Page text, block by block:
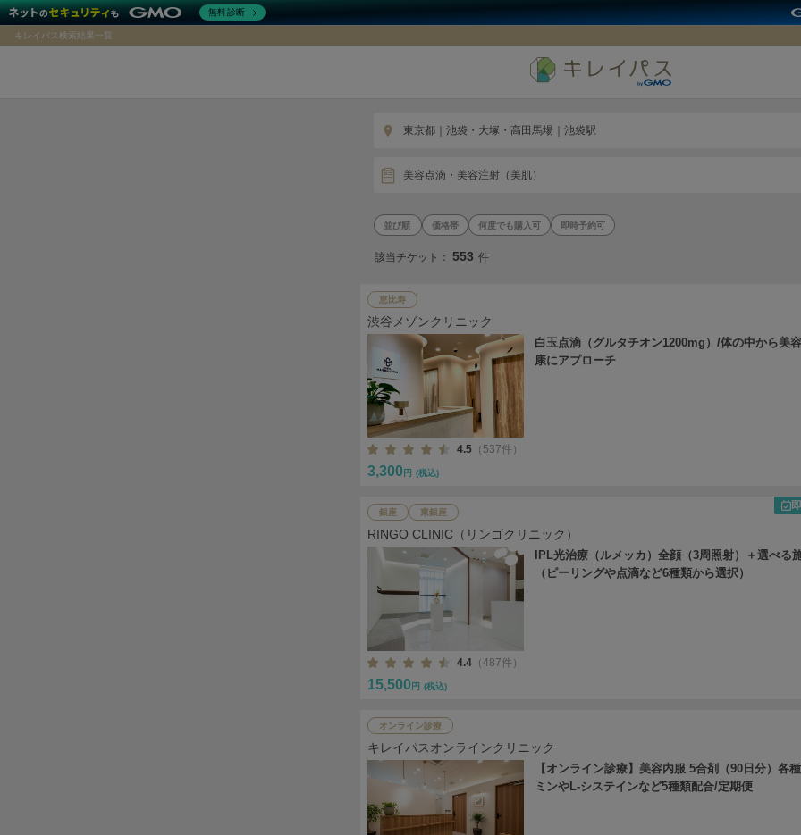
キレイパス検索結果一覧
東京都｜池袋・大塚・高田馬場｜池袋駅
美容点滴・美容注射（美肌）
価格帯 何度でも購入可 即時予約可
該当チケット：553 件
恵比寿
渋谷メゾンクリニック
白玉点滴（グルタチオン1200mg）/体の中から美
康にアプローチ
4.5 （537件）
3,300 円 (税込)
銀座 東銀座
RINGO CLINIC（リンゴクリニック）
IPL光治療（ルメッカ）全顔（3周照射）＋選べる
（ピーリングや点滴など6種類から選択）
4.4 （487件）
15,500 円 (税込)
オンライン診療
キレイパスオンラインクリニック
【オンライン診療】美容内服 5合剤（90日分）各
ミンやL-システインなど5種類配合/定期便
無料診断